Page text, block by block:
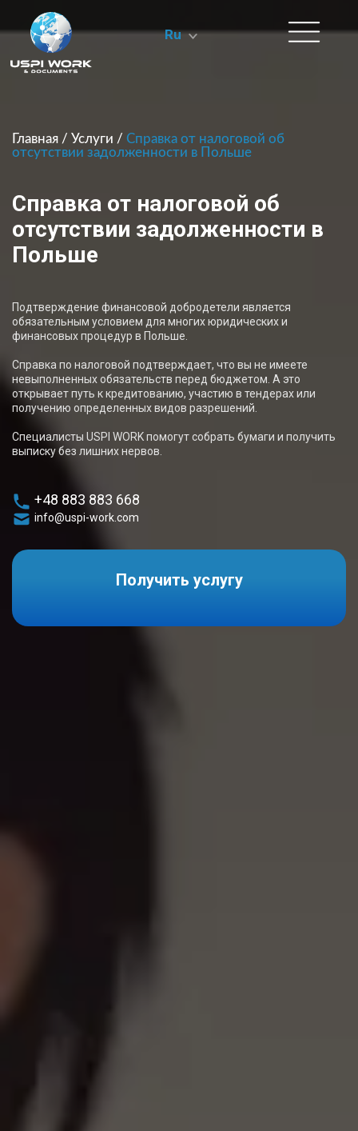
Ru
Главная / Услуги / Справка от налоговой об
отсутствии задолженности в Польше
Справка от налоговой об
отсутствии задолженности в
Польше
Подтверждение финансовой добродетели является
обязательным условием для многих юридических и
финансовых процедур в Польше.
Справка по налоговой подтверждает, что вы не имеете
невыполненных обязательств перед бюджетом. А это
открывает путь к кредитованию, участию в тендерах или
получению определенных видов разрешений.
Специалисты USPI WORK помогут собрать бумаги и получить
выписку без лишних нервов.
+48 883 883 668
info@uspi-work.com
Получить услугу